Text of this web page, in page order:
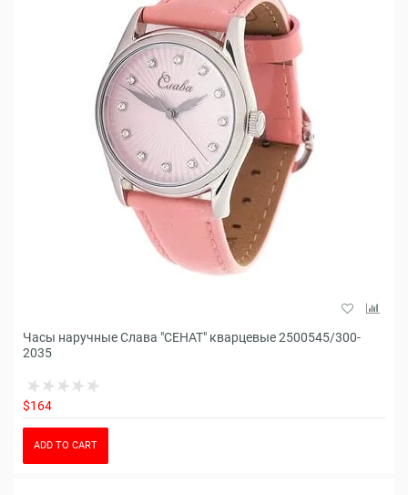
Часы наручные Слава "СЕНАТ" кварцевые 2500545/300-
2035
$164
ADD TO CART